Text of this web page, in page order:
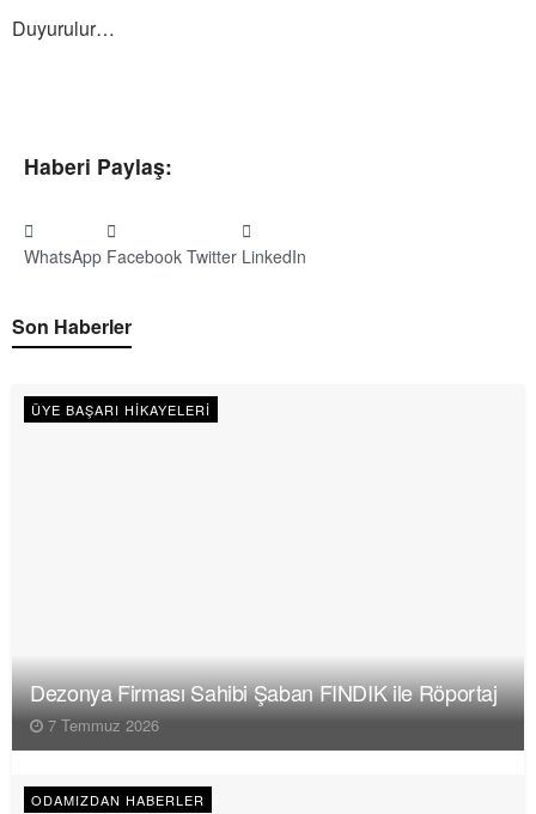
Duyurulur…
Haberi Paylaş:
WhatsApp Facebook Twitter LinkedIn
Son Haberler
ÜYE BAŞARI HIKAYELERI
Dezonya Firması Sahibi Şaban FINDIK ile Röportaj
7 Temmuz 2026
ODAMIZDAN HABERLER